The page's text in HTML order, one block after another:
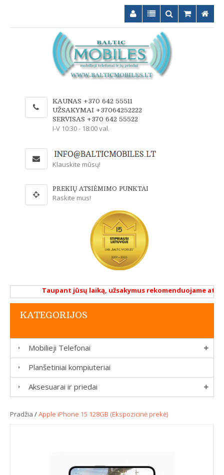
KAUNAS +370 642 55511
UŽSAKYMAI +37064252222
SERVISAS +370 642 55522
I-V 10:30 - 18:00 val.
Klauskite mūsų!
PREKIŲ ATSIĖMIMO PUNKTAI
Raskite mus!
Taupant jūsų laiką, užsakymus rekomenduojame
KATEGORIJOS
Mobilieji Telefonai
Planšetiniai kompiuteriai
Aksesuarai ir priedai
Pradžia /Apple iPhone 15 128GB (Ekspozicinė prekė)